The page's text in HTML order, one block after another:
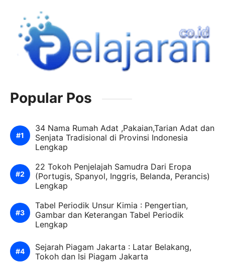
Popular Pos
34 Nama Rumah Adat ,Pakaian,Tarian Adat dan
Senjata Tradisional di Provinsi Indonesia
Lengkap
22 Tokoh Penjelajah Samudra Dari Eropa
(Portugis, Spanyol, Inggris, Belanda, Perancis)
Lengkap
Tabel Periodik Unsur Kimia : Pengertian,
Gambar dan Keterangan Tabel Periodik
Lengkap
Sejarah Piagam Jakarta : Latar Belakang,
Tokoh dan Isi Piagam Jakarta